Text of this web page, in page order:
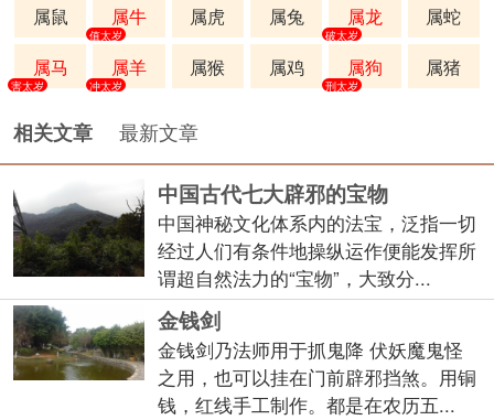
属鼠 属牛
值太岁
属虎 属兔 属龙
破太岁
属蛇
属马
害太岁
属羊
冲太岁
属猴 属鸡 属狗
刑太岁
属猪
相关文章 最新文章
中国古代七大辟邪的宝物
中国神秘文化体系内的法宝，泛指一切
经过人们有条件地操纵运作便能发挥所
谓超自然法力的“宝物”，大致分...
金钱剑
金钱剑乃法师用于抓鬼降 伏妖魔鬼怪
之用，也可以挂在门前辟邪挡煞。用铜
钱，红线手工制作。都是在农历五...